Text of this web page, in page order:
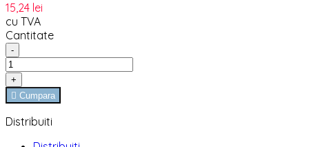
15,24 lei
cu TVA
Cantitate
-
+
 Cumpara
Distribuiti